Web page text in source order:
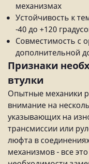
механизмах
Устойчивость к
-40 до +120
Совместимость с
дополнительной
Признаки
втулки
Опытные механики
внимание на
указывающих на
трансмиссии или
люфта в
механизмов - все